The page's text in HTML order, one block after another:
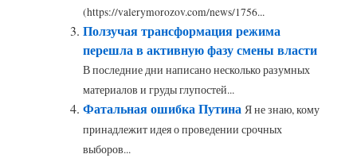
(https://valerymorozov.com/news/1756...
Ползучая трансформация режима
перешла в активную фазу смены власти
В последние дни написано несколько разумных
материалов и груды глупостей...
Фатальная ошибка Путина Я не знаю, кому
принадлежит идея о проведении срочных
выборов...